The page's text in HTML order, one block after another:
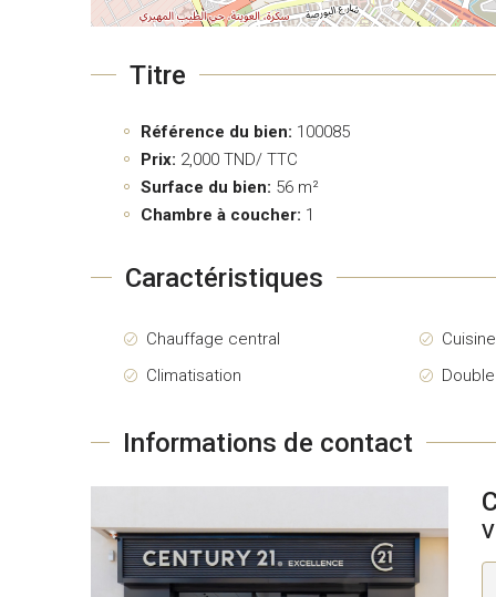
Titre
Référence du bien: 100085
Prix: 2,000 TND/ TTC
Surface du bien: 56 m²
Chambre à coucher: 1
Caractéristiques
Chauffage central
Climatisation
Informations de contact